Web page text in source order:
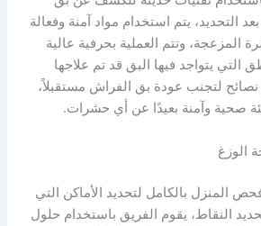
التحديد، يتم استخدام مواد آمنة وفعالة
المزعجة، وتتم العملية بحرفية عالية
التي يتواجد فيها البق قد تم علاجها
لتجنب عودة بق الفراش مستقبلاً،
صحية وآمنة بعيدًا عن أي حشرات.
الوزغ
المنزل بالكامل لتحديد الأماكن التي
النقاط، يقوم الفريق باستخدام حلول